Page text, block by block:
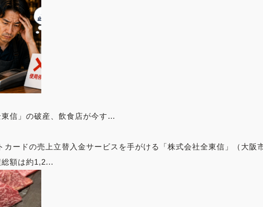
東信」の破産、飲食店が今す…
カードの売上立替入金サービスを手がける「株式会社全東信」（大阪
額は約1,2...